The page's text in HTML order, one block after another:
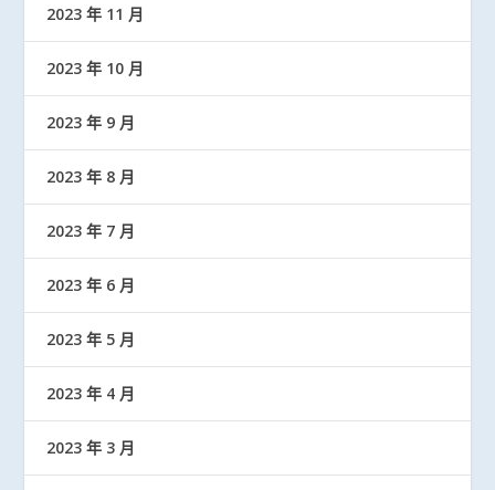
2023 年 11 月
2023 年 10 月
2023 年 9 月
2023 年 8 月
2023 年 7 月
2023 年 6 月
2023 年 5 月
2023 年 4 月
2023 年 3 月